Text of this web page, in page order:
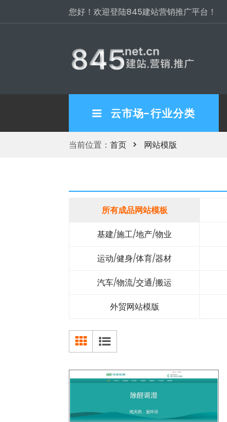
您好！欢迎登陆845建站营销推广平台！
云市场-行业分类
当前位置： 首页 网站模版
所有成品网站模板
基建/施工/地产/物业
运动/健身/体育/器材
汽车/物流/交通/搬运
外贸网站模版